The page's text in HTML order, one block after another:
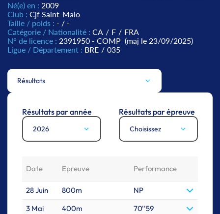
Né(e) en : 2009
Club : Cjf Saint-Malo
Taille / poids : - / -
Catégorie / Nationalité : CA / F / FRA
N° de licence : 2391950 - COMP (maj le 23/09/2025)
Ligue / Département : BRE / 035
Résultats
Résultats par année
2026
Résultats par épreuve
Choisissez
Date Epreuve Performance
28 Juin 800m
NP
3 Mai
400m
70''59